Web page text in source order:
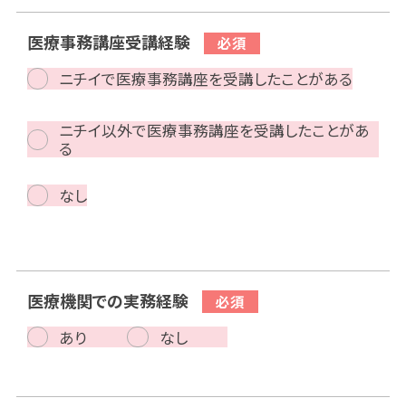
医療事務講座受講経験
ニチイで医療事務講座を受講したことがある
ニチイ以外で医療事務講座を受講したことがあ
る
なし
医療機関での実務経験
あり なし